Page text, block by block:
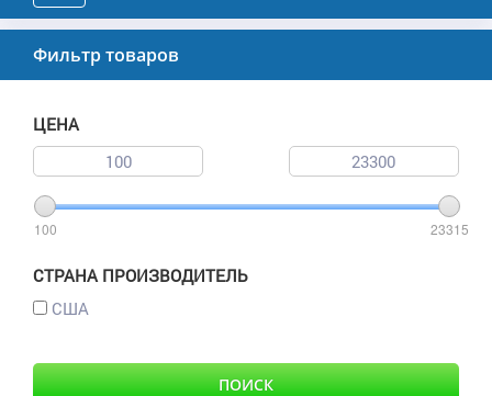
Фильтр товаров
ЦЕНА
100 23315
СТРАНА ПРОИЗВОДИТЕЛЬ
США
ПОИСК